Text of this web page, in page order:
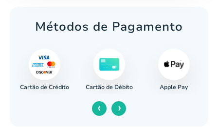
Métodos de Pagamento
Cartão de Crédito Cartão de Débito Apple Pay
‹ ›